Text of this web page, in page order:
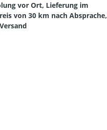
vor Ort, Lieferung im
von 30 km nach Absprache,